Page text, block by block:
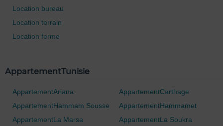
Location bureau
Location terrain
Location ferme
AppartementTunisie
AppartementAriana
AppartementCarthage
AppartementHammam Sousse
AppartementHammamet
AppartementLa Marsa
AppartementLa Soukra